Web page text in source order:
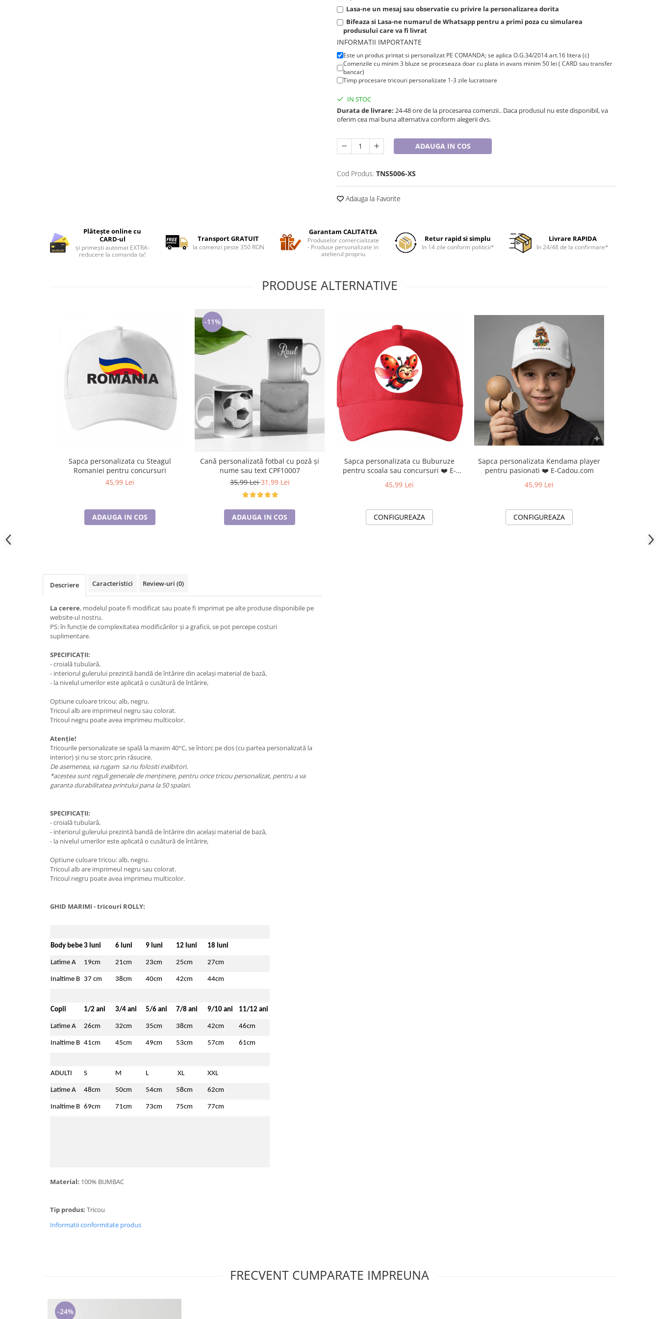
Tricouri de cuplu Valentine's Day
Cadouri pentru Bunici
Cadouri Traditionale Romanesti
Cadouri pentru CUPLU El & Ea
Cadouri Colegi, sefi sau angajati
Cadouri pentru Sfânta Maria
Lasa-ne un mesaj sau observatie cu privire la personalizarea dorita
Bifeaza si Lasa-ne numarul de Whatsapp pentru a primi poza cu simularea
produsului care va fi livrat
INFORMATII IMPORTANTE
Este un produs printat si personalizat PE COMANDA; se aplica O.G.34/2014 art.16 litera (c)
Comenzile cu minim 3 bluze se proceseaza doar cu plata in avans minim 50 lei ( CARD sau transfer
bancar)
Timp procesare tricouri personalizate 1-3 zile lucratoare
IN STOC
Durata de livrare: 24-48 ore de la procesarea comenzii.. Daca produsul nu este disponibil, va
oferim cea mai buna alternativa conform alegerii dvs.
ADAUGA IN COS
Cod Produs: TNS5006-XS
Adauga la Favorite
Plătește online cu
CARD-ul
și primești automat EXTRA-
reducere la comanda ta!
Transport GRATUIT
la comenzi peste 350 RON
Garantam CALITATEA
Produselor comercializate
- Produse personalizate in
atelierul propriu
Retur rapid si simplu
In 14 zile conform politicii*
Livrare RAPIDA
In 24/48 de la confirmare*
PRODUSE ALTERNATIVE
Sapca personalizata cu Steagul
Romaniei pentru concursuri
45,99 Lei
ADAUGA IN COS
-11%
Cană personalizată fotbal cu poză și
nume sau text CPF10007
35,99 Lei31,99 Lei
ADAUGA IN COS
Sapca personalizata cu Buburuze
pentru scoala sau concursuri ❤️ E-
Cadou.com - e-CADOU
45,99 Lei
CONFIGUREAZA
Sapca personalizata Kendama player
pentru pasionati ❤️ E-Cadou.com
45,99 Lei
CONFIGUREAZA
Descriere Caracteristici Review-uri (0)
La cerere, modelul poate fi modificat sau poate fi imprimat pe alte produse disponibile pe
website-ul nostru.
PS: în funcție de complexitatea modificărilor și a graficii, se pot percepe costuri
suplimentare.
SPECIFICAȚII:
- croială tubulară,
- interiorul gulerului prezintă bandă de întărire din același material de bază,
- la nivelul umerilor este aplicată o cusătură de întărire,
Optiune culoare tricou: alb, negru.
Tricoul alb are imprimeul negru sau colorat.
Tricoul negru poate avea imprimeu multicolor.
Atenție!
Tricourile personalizate se spală la maxim 40°C, se întorc pe dos (cu partea personalizată la
interior) și nu se storc prin răsucire.
De asemenea, va rugam sa nu folositi inalbitori.
*acestea sunt reguli generale de menținere, pentru orice tricou personalizat, pentru a va
garanta durabilitatea printului pana la 50 spalari.
SPECIFICAȚII:
- croială tubulară,
- interiorul gulerului prezintă bandă de întărire din același material de bază,
- la nivelul umerilor este aplicată o cusătură de întărire,
Optiune culoare tricou: alb, negru.
Tricoul alb are imprimeul negru sau colorat.
Tricoul negru poate avea imprimeu multicolor.
GHID MARIMI - tricouri ROLLY:
Body bebe 3 luni 6 luni 9 luni 12 luni 18 luni
Latime A 19cm 21cm 23cm 25cm 27cm
Inaltime B 37 cm 38cm 40cm 42cm 44cm
Copii 1/2 ani 3/4 ani 5/6 ani 7/8 ani 9/10 ani 11/12 ani
Latime A 26cm 32cm 35cm 38cm 42cm 46cm
Inaltime B 41cm 45cm 49cm 53cm 57cm 61cm
ADULTI S M L XL XXL
Latime A 48cm 50cm 54cm 58cm 62cm
Inaltime B 69cm 71cm 73cm 75cm 77cm
Material: 100% BUMBAC
Tip produs: Tricou
Informatii conformitate produs
FRECVENT CUMPARATE IMPREUNA
-24%